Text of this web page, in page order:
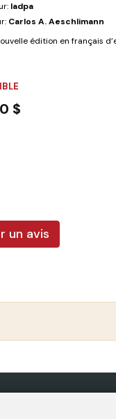
nous sachions...
Iadpa
Carlos A. Aeschlimann
édition en français
$
un avis